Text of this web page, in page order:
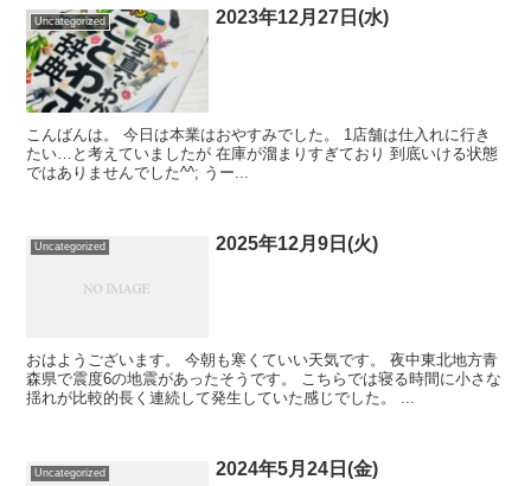
Uncategorized 2023年12月27日(水)
こんばんは。 今日は本業はおやすみでした。 1店舗は仕入れに行き
たい…と考えていましたが 在庫が溜まりすぎており 到底いける状態
ではありませんでした^^; うー...
Uncategorized 2025年12月9日(火)
おはようございます。 今朝も寒くていい天気です。 夜中東北地方青
森県で震度6の地震があったそうです。 こちらでは寝る時間に小さな
揺れが比較的長く連続して発生していた感じでした。 ...
Uncategorized 2024年5月24日(金)